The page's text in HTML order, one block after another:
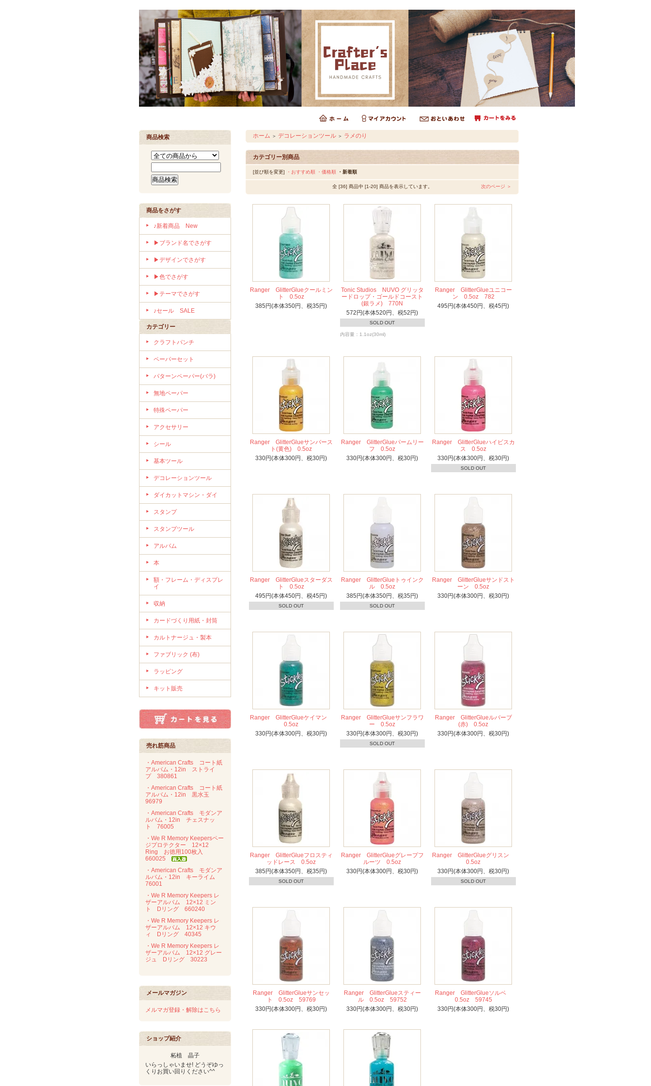
商品検索
商品をさがす
♪新着商品 New
▶ブランド名でさがす
▶デザインでさがす
▶色でさがす
▶テーマでさがす
♪セール SALE
カテゴリー
クラフトパンチ
ペーパーセット
パターンペーパー(バラ)
無地ペーパー
特殊ペーパー
アクセサリー
シール
基本ツール
デコレーションツール
ダイカットマシン・ダイ
スタンプ
スタンプツール
アルバム
本
額・フレーム・ディスプレ
イ
収納
カードづくり用紙・封筒
カルトナージュ・製本
ファブリック (布)
ラッピング
キット販売
売れ筋商品
・American Crafts コート紙
アルバム・12in ストライ
プ 380861
・American Crafts コート紙
アルバム・12in 黒水玉
96979
・American Crafts モダンア
ルバム・12in チェスナッ
ト 76005
・We R Memory Keepersペー
ジプロテクター 12×12
Ring お徳用100枚入
660025
・American Crafts モダンア
ルバム・12in キーライム
76001
・We R Memory Keepers レ
ザーアルバム 12×12 ミン
ト Dリング 660240
・We R Memory Keepers レ
ザーアルバム 12×12 キウ
ィ Dリング 40345
・We R Memory Keepers レ
ザーアルバム 12×12 グレー
ジュ Dリング 30223
メールマガジン
メルマガ登録・解除はこちら
ショップ紹介
柘植 晶子
いらっしゃいませ! どうぞゆっ
くりお買い回りください^^
ホーム ＞ デコレーションツール ＞ ラメのり
カテゴリー別商品
[並び順を変更] ・おすすめ順 ・価格順 ・新着順
全 [36] 商品中 [1-20] 商品を表示しています。 次のページ ＞
Ranger GlitterGlueクールミン
ト 0.5oz
385円(本体350円、税35円)
Tonic Studios NUVO グリッタ
ードロップ・ゴールドコースト
(銀ラメ) 770N
572円(本体520円、税52円)
SOLD OUT
内容量：1.1oz(30ml)
Ranger GlitterGlueユニコー
ン 0.5oz 782
495円(本体450円、税45円)
Ranger GlitterGlueサンバース
ト(黄色) 0.5oz
330円(本体300円、税30円)
Ranger GlitterGlueパームリー
フ 0.5oz
330円(本体300円、税30円)
Ranger GlitterGlueハイビスカ
ス 0.5oz
330円(本体300円、税30円)
SOLD OUT
Ranger GlitterGlueスターダス
ト 0.5oz
495円(本体450円、税45円)
SOLD OUT
Ranger GlitterGlueトゥインク
ル 0.5oz
385円(本体350円、税35円)
SOLD OUT
Ranger GlitterGlueサンドスト
ーン 0.5oz
330円(本体300円、税30円)
Ranger GlitterGlueケイマン
0.5oz
330円(本体300円、税30円)
Ranger GlitterGlueサンフラワ
ー 0.5oz
330円(本体300円、税30円)
SOLD OUT
Ranger GlitterGlueルバーブ
(赤) 0.5oz
330円(本体300円、税30円)
Ranger GlitterGlueフロスティ
ッドレース 0.5oz
385円(本体350円、税35円)
SOLD OUT
Ranger GlitterGlueグレープフ
ルーツ 0.5oz
330円(本体300円、税30円)
Ranger GlitterGlueグリスン
0.5oz
330円(本体300円、税30円)
SOLD OUT
Ranger GlitterGlueサンセッ
ト 0.5oz 59769
330円(本体300円、税30円)
Ranger GlitterGlueスティー
ル 0.5oz 59752
330円(本体300円、税30円)
Ranger GlitterGlueソルベ
0.5oz 59745
330円(本体300円、税30円)